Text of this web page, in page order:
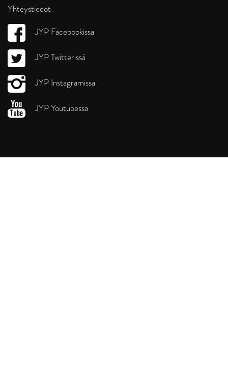
Yhteystiedot
JYP Facebookissa
JYP Twitterissä
JYP Instagramissa
JYP Youtubessa